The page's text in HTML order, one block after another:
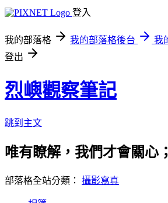
登入
我的部落格 我的部落格後台
我
登出
烈嶼觀察筆記
跳到主文
唯有瞭解，我們才會關心
部落格全站分類： 攝影寫真